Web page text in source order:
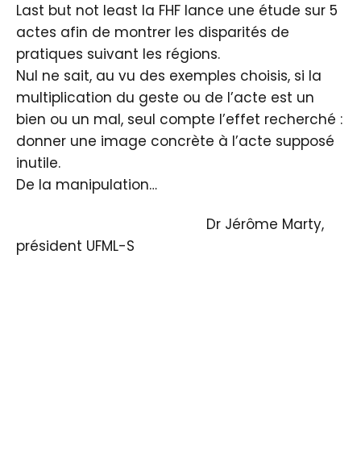
Last but not least la FHF lance une étude sur 5
actes afin de montrer les disparités de
pratiques suivant les régions.
Nul ne sait, au vu des exemples choisis, si la
multiplication du geste ou de l’acte est un
bien ou un mal, seul compte l’effet recherché :
donner une image concrète à l’acte supposé
inutile.
De la manipulation…
Dr Jérôme Marty,
président UFML-S